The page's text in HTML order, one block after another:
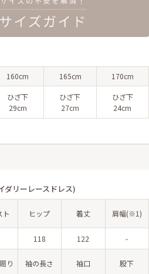
160cm 165cm 170cm
ひざ下
29cm
ひざ下
27cm
ひざ下
24cm
ダリーレースドレス)
ト ヒップ 着丈 肩幅(※1)
118 122 -
り 袖の長さ 袖口 股下